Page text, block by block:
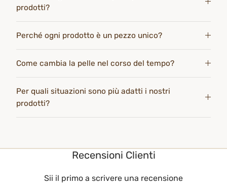
prodotti?
Perché ogni prodotto è un pezzo unico?
Come cambia la pelle nel corso del tempo?
Per quali situazioni sono più adatti i nostri
prodotti?
Recensioni Clienti
Sii il primo a scrivere una recensione